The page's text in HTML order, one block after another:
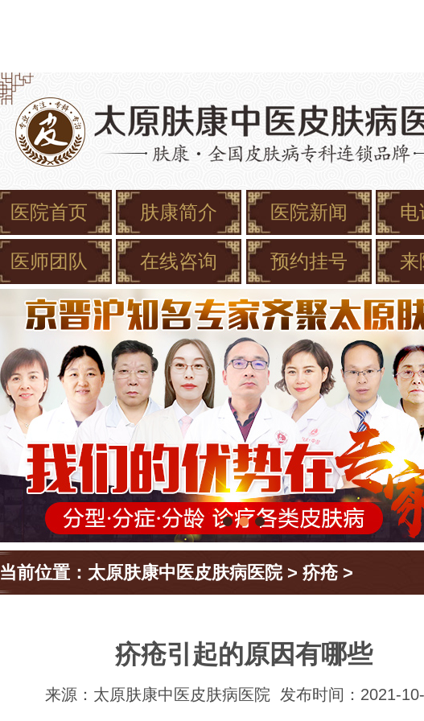
医院首页 肤康简介 医院新闻 电
医师团队 在线咨询 预约挂号 来
当前位置： 太原肤康中医皮肤病医院> 疥疮 >
疥疮引起的原因有哪些
来源：太原肤康中医皮肤病医院 发布时间：2021-